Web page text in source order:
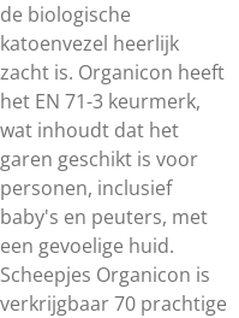
de biologische
katoenvezel heerlijk
zacht is. Organicon heeft
het EN 71-3 keurmerk,
wat inhoudt dat het
garen geschikt is voor
personen, inclusief
baby's en peuters, met
een gevoelige huid.
Scheepjes Organicon is
verkrijgbaar 70 prachtige